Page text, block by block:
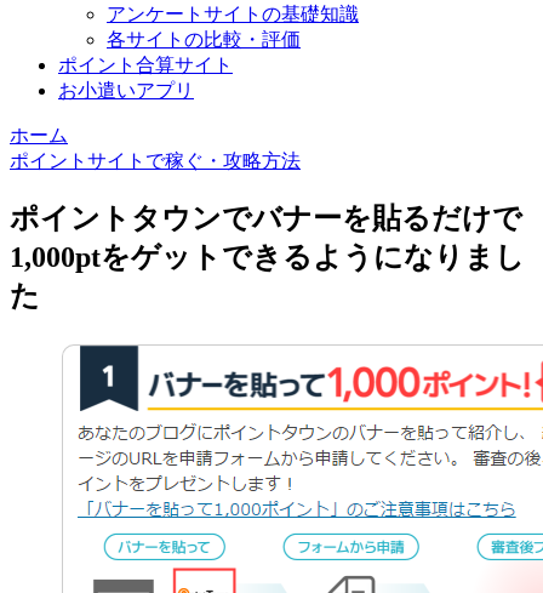
アンケートサイトの基礎知識
各サイトの比較・評価
ポイント合算サイト
お小遣いアプリ
ホーム
ポイントサイトで稼ぐ・攻略方法
ポイントタウンでバナーを貼るだけで
1,000ptをゲットできるようになりまし
た